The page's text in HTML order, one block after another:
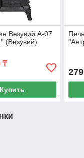
Везувий А-07
(Везувий)
₸
Купить